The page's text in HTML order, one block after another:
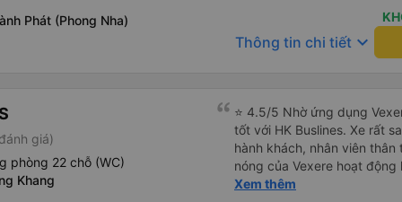
Phát (Phong Nha)
phần. Tôi cao
toàn, bạn tôi cao
bàn chân cong. Có một
sinh. Sau khi được thả
chúng tôi nhận ra rằng
buýt. Tôi nhắn tin cho họ
lập tức rằng họ sẽ yêu cầu
đã tìm thấy chúng và sắp
tôi trả lại chúng để chúng
Thông tin chi tiết keyboard_arrow_down
giá)
phòng 22 chỗ (WC)
Khang
⭐ 4.5/5 Nhờ ứng dụng
tốt với HK Buslines. Xe rất
hành khách, nhân viên
nóng của Vexere hoạt
với khách hàng. Nhược
Xem thêm